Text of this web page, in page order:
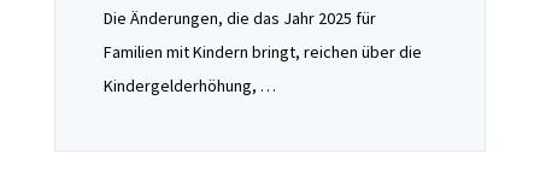
Die Änderungen, die das Jahr 2025 für
Familien mit Kindern bringt, reichen über die
Kindergelderhöhung, …